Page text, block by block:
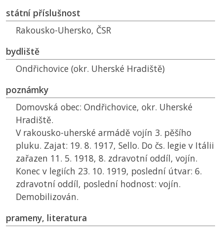
státní příslušnost
Rakousko-Uhersko, ČSR
bydliště
Ondřichovice (okr. Uherské Hradiště)
poznámky
Domovská obec: Ondřichovice, okr. Uherské
Hradiště.
V rakousko-uherské armádě vojín 3. pěšího
pluku. Zajat: 19. 8. 1917, Sello. Do čs. legie v Itálii
zařazen 11. 5. 1918, 8. zdravotní oddíl, vojín.
Konec v legiích 23. 10. 1919, poslední útvar: 6.
zdravotní oddíl, poslední hodnost: vojín.
Demobilizován.
prameny, literatura